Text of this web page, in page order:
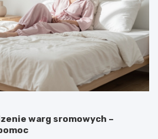
warg sromowych –